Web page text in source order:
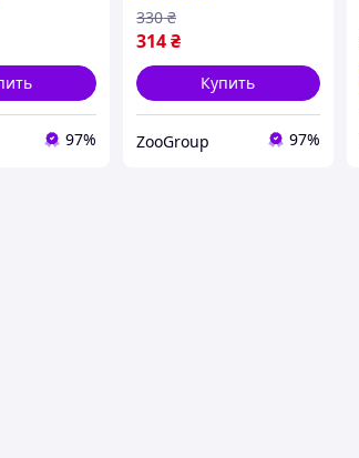
97%
314₴
330 ₴
Купить
ZooGroup 97%